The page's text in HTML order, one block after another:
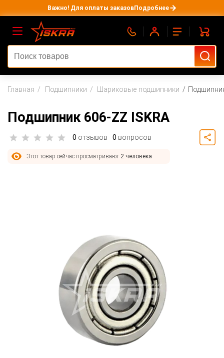
Важно! Для оплаты заказовПодробнее
Главная Подшипники Шариковые подшипники
Подшипник 606-ZZ ISKRA
0 отзывов 0 вопросов
Этот товар сейчас просматривают 2 человека